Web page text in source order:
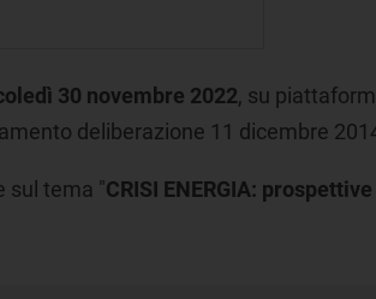
30 novembre 2022, su
deliberazione 11 dicembre
sul tema "CRISI ENERGIA: